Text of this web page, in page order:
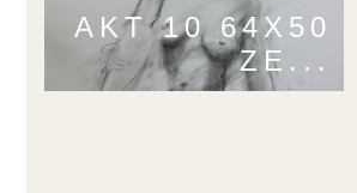
AKT 10 64X50
ZE...